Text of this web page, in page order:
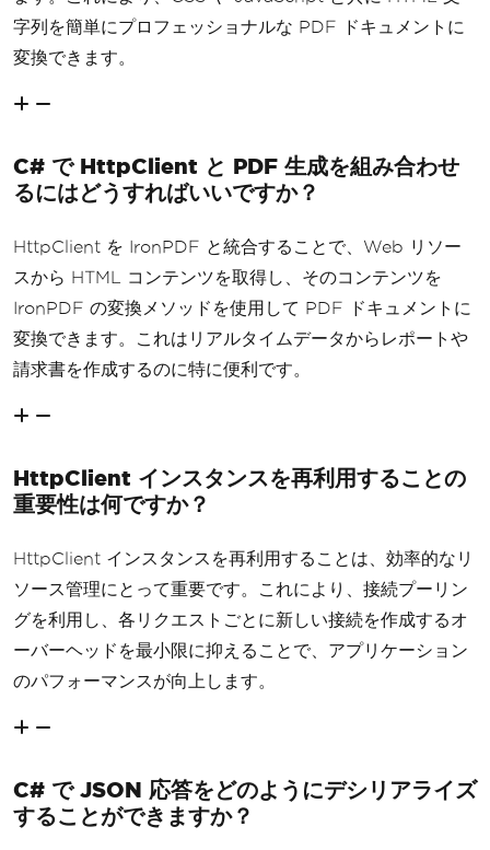
pdf renderer
RenderH
tmlAsPdf( htmlContent);
WriteLine
"PDF gen
erated successfully!");
}
{
Console .WriteLine ($ "Failed
to retrieve content. Status code: {res
ponse.StatusCode}" );
}
}
}
字列を簡単にプロフェッショナルな PDF ドキュメントに
変換できます。
C# で HttpClient と PDF 生成を組み合わせ
るにはどうすればいいですか？
HttpClient を IronPDF と統合することで、Web リソー
スから HTML コンテンツを取得し、そのコンテンツを
IronPDF の変換メソッドを使用して PDF ドキュメントに
変換できます。これはリアルタイムデータからレポートや
請求書を作成するのに特に便利です。
HttpClient インスタンスを再利用することの
重要性は何ですか？
HttpClient インスタンスを再利用することは、効率的なリ
ソース管理にとって重要です。これにより、接続プーリン
グを利用し、各リクエストごとに新しい接続を作成するオ
ーバーヘッドを最小限に抑えることで、アプリケーション
のパフォーマンスが向上します。
C# で JSON 応答をどのようにデシリアライズ
することができますか？